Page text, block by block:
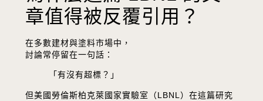
章值得被反覆引用？
在多數建材與塗料市場中，
討論常停留在一句話：
「有沒有超標？」
但美國勞倫斯柏克萊國家實驗室（LBNL）在這篇研究